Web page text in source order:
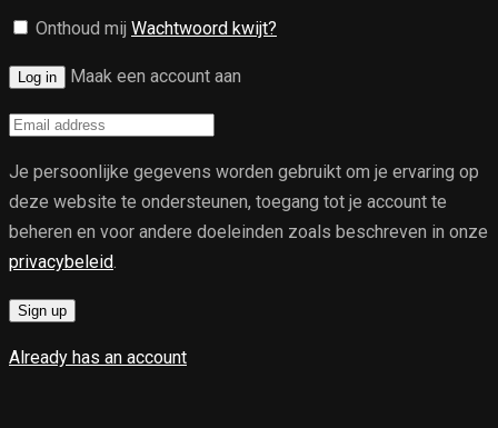
Onthoud mij Wachtwoord kwijt?
Log in Maak een account aan
Je persoonlijke gegevens worden gebruikt om je ervaring op
deze website te ondersteunen, toegang tot je account te
beheren en voor andere doeleinden zoals beschreven in onze
privacybeleid.
Sign up
Already has an account